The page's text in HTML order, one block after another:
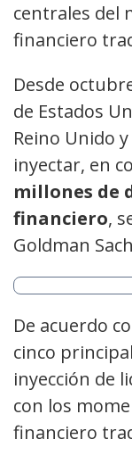
centrales del
financiero
Desde
de Estados
Reino Unido
inyectar, en
millones de
financiero,
Goldman
De acuerdo
cinco
inyección de
con los
financiero